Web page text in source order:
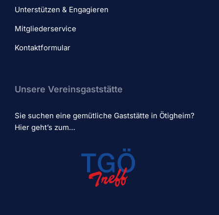
Unterstützen & Engagieren
Mitgliederservice
Kontaktformular
Unsere Vereinsgaststätte
Sie suchen eine gemütliche Gaststätte in Ötigheim?
Hier geht’s zum…